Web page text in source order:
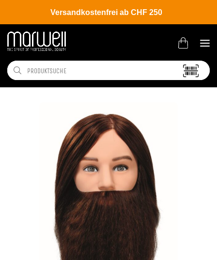
Versandkostenfrei ab CHF 250
Shop Salon Übungsköpfe